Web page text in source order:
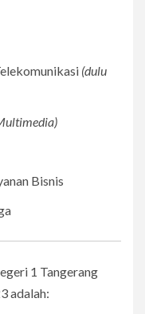
(dulu
Bisnis
1 Tangerang
adalah: